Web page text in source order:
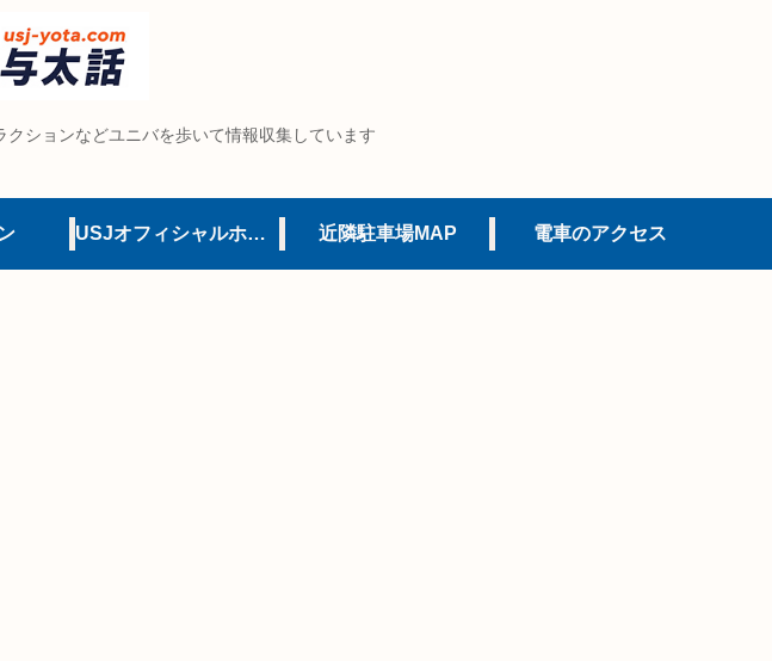
ションなどユニバを歩いて情報収集しています
USJオフィシャルホテル 近隣駐車場MAP 電車のアクセス